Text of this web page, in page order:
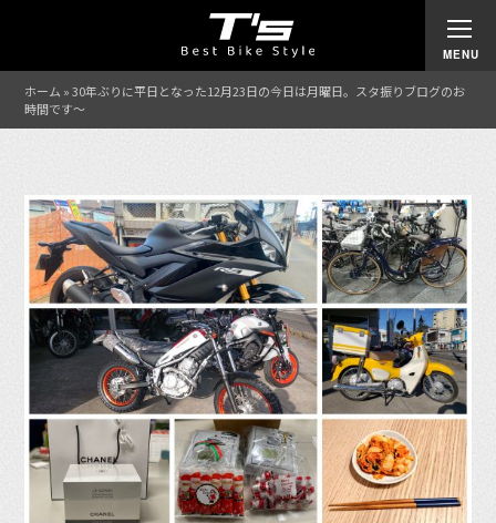
ホーム »30年ぶりに平日となった12月23日の今日は月曜日。スタ振りブログのお
時間です〜